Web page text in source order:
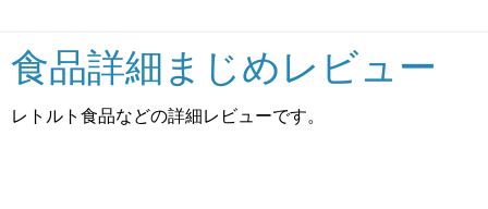
食品詳細まじめレビュー
レトルト食品などの詳細レビューです。